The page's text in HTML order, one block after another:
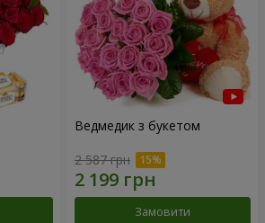
Ведмедик з букетом
2 587 грн
Замовити